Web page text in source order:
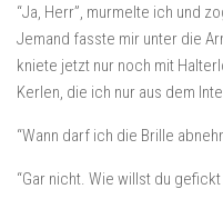
“Ja, Herr”, murmelte ich und
Jemand fasste mir unter die
kniete jetzt nur noch mit
Kerlen, die ich nur aus dem
“Wann darf ich die Brille
“Gar nicht. Wie willst du